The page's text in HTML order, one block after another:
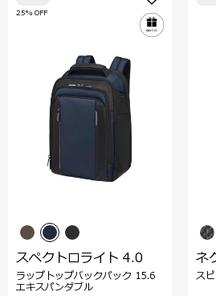
25% OFF
スペクトロライト 4.0
ラップトップバックパック 15.6
エキスパンダブル
ネ
ス